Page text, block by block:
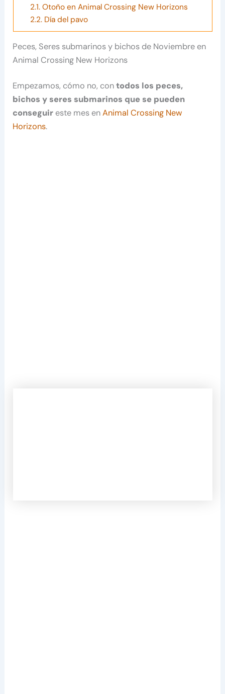
2.1.Otoño en Animal Crossing New Horizons
2.2.Día del pavo
Peces, Seres submarinos y bichos de Noviembre en
Animal Crossing New Horizons
Empezamos, cómo no, contodos los peces,
bichos y seres submarinos que se pueden
conseguir este mes enAnimal Crossing New
Horizons.